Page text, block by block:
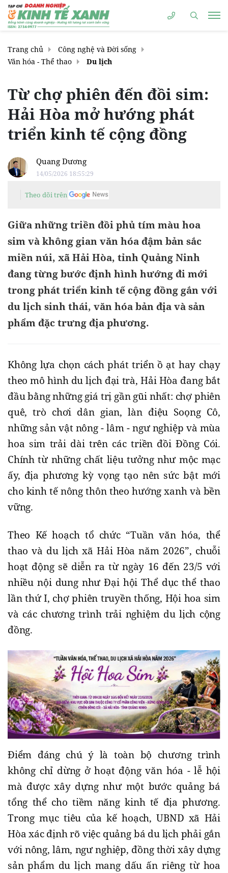
Trang chủ
Công nghệ và Đời sống
Văn hóa - Thể thao
Du lịch
Từ chợ phiên đến đồi sim:
Hải Hòa mở hướng phát
triển kinh tế cộng đồng
Quang Dương
14/05/2026 18:55:29
Theo dõi trên
Giữa những triền đồi phủ tím màu hoa
sim và không gian văn hóa đậm bản sắc
miền núi, xã Hải Hòa, tỉnh Quảng Ninh
đang từng bước định hình hướng đi mới
trong phát triển kinh tế cộng đồng gắn với
du lịch sinh thái, văn hóa bản địa và sản
phẩm đặc trưng địa phương.
Không lựa chọn cách phát triển ồ ạt hay chạy
theo mô hình du lịch đại trà, Hải Hòa đang bắt
đầu bằng những giá trị gần gũi nhất: chợ phiên
quê, trò chơi dân gian, làn điệu Soọng Cô,
những sản vật nông - lâm - ngư nghiệp và mùa
hoa sim trải dài trên các triền đồi Đồng Cói.
Chính từ những chất liệu tưởng như mộc mạc
ấy, địa phương kỳ vọng tạo nên sức bật mới
cho kinh tế nông thôn theo hướng xanh và bền
vững.
Theo Kế hoạch tổ chức “Tuần văn hóa, thể
thao và du lịch xã Hải Hòa năm 2026”, chuỗi
hoạt động sẽ diễn ra từ ngày 16 đến 23/5 với
nhiều nội dung như Đại hội Thể dục thể thao
lần thứ I, chợ phiên truyền thống, Hội hoa sim
và các chương trình trải nghiệm du lịch cộng
đồng.
Điểm đáng chú ý là toàn bộ chương trình
không chỉ dừng ở hoạt động văn hóa - lễ hội
mà được xây dựng như một bước quảng bá
tổng thể cho tiềm năng kinh tế địa phương.
Trong mục tiêu của kế hoạch, UBND xã Hải
Hòa xác định rõ việc quảng bá du lịch phải gắn
với nông, lâm, ngư nghiệp, đồng thời xây dựng
sản phẩm du lịch mang dấu ấn riêng từ hoa